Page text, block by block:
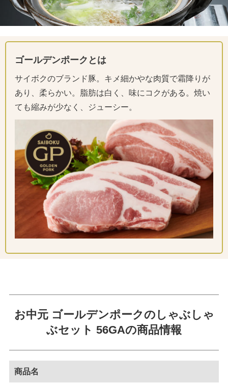
ゴールデンポークとは
サイボクのブランド豚。キメ細かやな肉質で霜降りが
あり、柔らかい。脂肪は白く、味にコクがある。焼い
ても縮みが少なく、ジューシー。
お中元 ゴールデンポークのしゃぶしゃ
ぶセット 56GAの商品情報
商品名